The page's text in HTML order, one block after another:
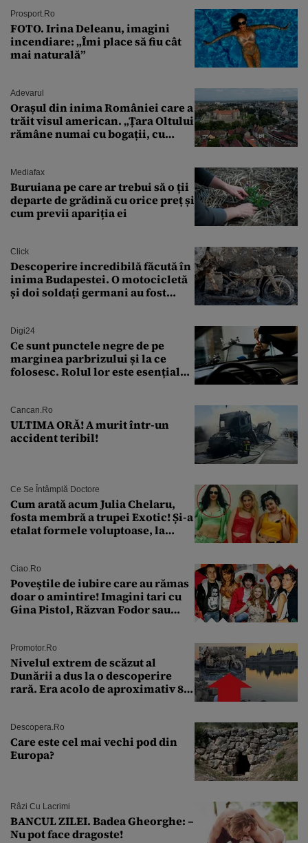
Prosport.ro
FOTO. Irina Deleanu, imagini
incendiare: „Îmi place să fiu cât
mai naturală”
Adevarul
Orașul din inima României care a
trăit visul american. „Țara Oltului
rămâne numai cu bogații, cu
Mediafax
Buruiana pe care ar trebui să o ții
departe de grădină cu orice preț și
cum previi apariția ei
Click
Descoperire incredibilă făcută în
inima Budapestei. O motocicletă
și doi soldați germani au fost
Digi24
Ce sunt punctele negre de pe
marginea parbrizului și la ce
folosesc. Rolul lor este esențial
Cancan.ro
ULTIMA ORĂ! A murit într-un
accident teribil!
Ce Se Întâmplă Doctore
Cum arată acum Julia Chelaru,
fosta membră a trupei Exotic! Și-a
etalat formele voluptoase, la
Ciao.ro
Poveştile de iubire care au rămas
doar o amintire! Imagini tari cu
Gina Pistol, Răzvan Fodor sau
Promotor.ro
Nivelul extrem de scăzut al
Dunării a dus la o descoperire
rară. Era acolo de aproximativ 80
Descopera.ro
Care este cel mai vechi pod din
Europa?
Râzi Cu Lacrimi
BANCUL ZILEI. Badea Gheorghe: –
Nu pot face dragoste!